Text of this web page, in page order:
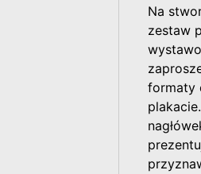
Na
zestaw
formaty